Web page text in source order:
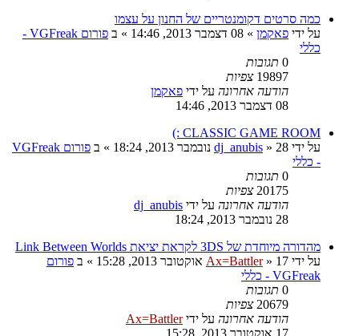
כמה סרטים דקומנטריים של החנון על עצמו
על ידי פאקמן » 08 דצמבר 2013, 14:46 » ב
פורום VGFreak -
כללי
0 תגובות
19897 צפיות
הודעה אחרונה על ידי פאקמן
08 דצמבר 2013, 14:46
CLASSIC GAME ROOM :)
על ידי
dj_anubis » 28 נובמבר 2013, 18:24 » ב
פורום VGFreak
- כללי
0 תגובות
20175 צפיות
הודעה אחרונה על ידי dj_anubis
28 נובמבר 2013, 18:24
מהדורה מיוחדת של 3DS לקראת יציאת Link Between Worlds
על ידי
Ax=Battler» 17 אוקטובר 2013, 15:28 » ב פורום
VGFreak - כללי
0 תגובות
20679 צפיות
הודעה אחרונה על ידיAx=Battler